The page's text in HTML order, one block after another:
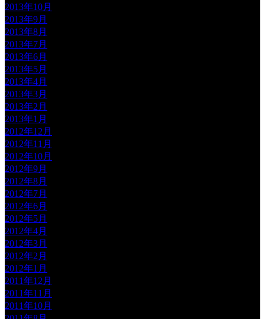
2013年10月
2013年9月
2013年8月
2013年7月
2013年6月
2013年5月
2013年4月
2013年3月
2013年2月
2013年1月
2012年12月
2012年11月
2012年10月
2012年9月
2012年8月
2012年7月
2012年6月
2012年5月
2012年4月
2012年3月
2012年2月
2012年1月
2011年12月
2011年11月
2011年10月